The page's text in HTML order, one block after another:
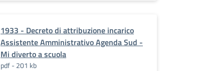
1933 - Decreto di attribuzione incarico
Assistente Amministrativo Agenda Sud -
Mi diverto a scuola
pdf - 201 kb